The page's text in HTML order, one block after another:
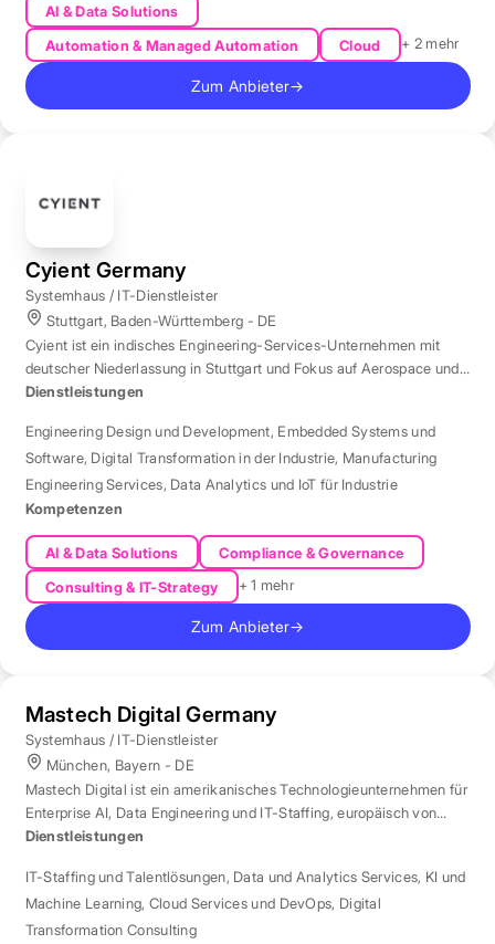
AI & Data Solutions
Automation & Managed Automation
Cloud + 2 mehr
Zum Anbieter→
Cyient Germany
Systemhaus / IT-Dienstleister
Stuttgart, Baden-Württemberg - DE
Cyient ist ein indisches Engineering-Services-Unternehmen mit
deutscher Niederlassung in Stuttgart und Fokus auf Aerospace und
Automotive.
Dienstleistungen
Engineering Design und Development, Embedded Systems und
Software, Digital Transformation in der Industrie, Manufacturing
Engineering Services, Data Analytics und IoT für Industrie
Kompetenzen
AI & Data Solutions
Compliance & Governance
Consulting & IT-Strategy
+ 1 mehr
Zum Anbieter→
Mastech Digital Germany
Systemhaus / IT-Dienstleister
München, Bayern - DE
Mastech Digital ist ein amerikanisches Technologieunternehmen für
Enterprise AI, Data Engineering und IT-Staffing, europäisch von
London aus betreut.
Dienstleistungen
IT-Staffing und Talentlösungen, Data und Analytics Services, KI und
Machine Learning, Cloud Services und DevOps, Digital
Transformation Consulting